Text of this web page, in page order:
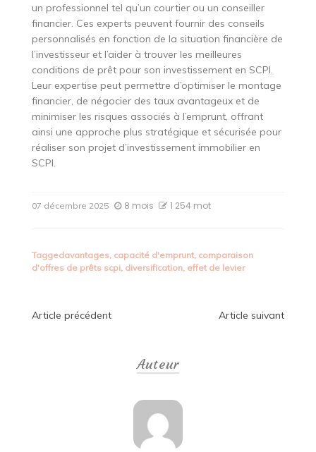
un professionnel tel qu’un courtier ou un conseiller
financier. Ces experts peuvent fournir des conseils
personnalisés en fonction de la situation financière de
l’investisseur et l’aider à trouver les meilleures
conditions de prêt pour son investissement en SCPI.
Leur expertise peut permettre d’optimiser le montage
financier, de négocier des taux avantageux et de
minimiser les risques associés à l’emprunt, offrant
ainsi une approche plus stratégique et sécurisée pour
réaliser son projet d’investissement immobilier en
SCPI.
07 décembre 2025 8 mois 1 254 mot
Taggedavantages, capacité d'emprunt, comparaison
d'offres de prêts scpi, diversification, effet de levier
Navigation
Article précédent Article suivant
Auteur